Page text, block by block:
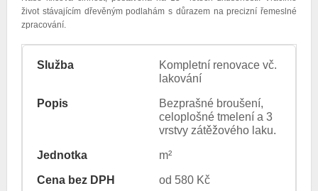
život stávajícím dřevěným podlahám s důrazem na precizní řemeslné
zpracování.
Kompletní renovace vč.
lakování
Bezprašné broušení,
celoplošné tmelení a 3
vrstvy zátěžového laku.
m²
od 580 Kč